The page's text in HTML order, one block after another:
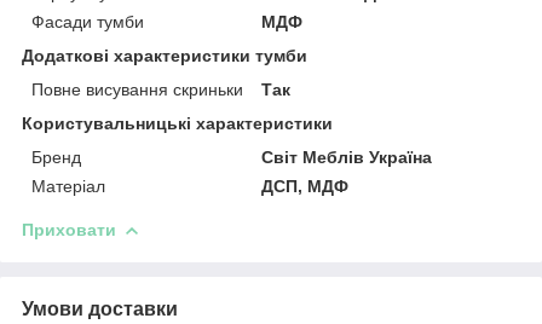
Фасади тумби
МДФ
Додаткові характеристики тумби
Повне висування скриньки
Так
Користувальницькі характеристики
Бренд
Світ Меблів Україна
Матеріал
ДСП, МДФ
Приховати
Умови доставки